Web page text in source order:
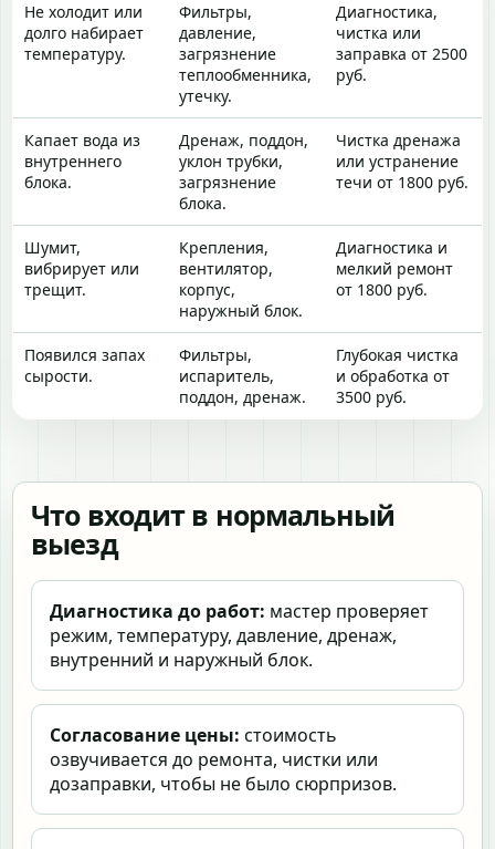
Не холодит или
долго набирает
температуру.
Фильтры,
давление,
загрязнение
теплообменника,
утечку.
Диагностика,
чистка или
заправка от 2500
руб.
Капает вода из
внутреннего
блока.
Дренаж, поддон,
уклон трубки,
загрязнение
блока.
Чистка дренажа
или устранение
течи от 1800 руб.
Шумит,
вибрирует или
трещит.
Крепления,
вентилятор,
корпус,
наружный блок.
Диагностика и
мелкий ремонт
от 1800 руб.
Появился запах
сырости.
Фильтры,
испаритель,
поддон, дренаж.
Глубокая чистка
и обработка от
3500 руб.
Что входит в нормальный
выезд
Диагностика до работ: мастер проверяет
режим, температуру, давление, дренаж,
внутренний и наружный блок.
Согласование цены: стоимость
озвучивается до ремонта, чистки или
дозаправки, чтобы не было сюрпризов.